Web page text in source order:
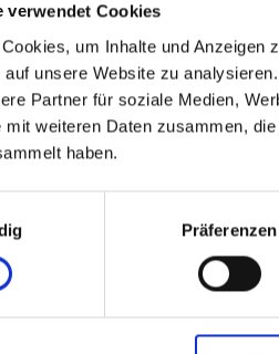
verwendet Cookies
um Inhalte und Anzeigen
auf unsere Website zu
Partner für soziale Medien,
mit weiteren Daten zusammen,
haben.
Präferenzen
The
data is
Policy